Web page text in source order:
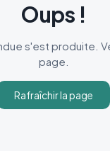
Oups !
s'est produite.
page.
Rafraîchir la page